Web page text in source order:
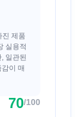
진 제품
실용적
일관된
이 매
70/100